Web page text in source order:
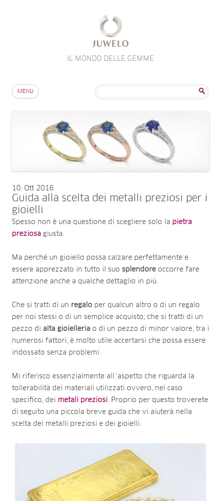
IL MONDO DELLE GEMME
MENU
10 Ott 2016
Guida alla scelta dei metalli preziosi per i
gioielli
Spesso non è una questione di scegliere solo la pietra
preziosa giusta.
Ma perché un gioiello possa calzare perfettamente e
essere apprezzato in tutto il suo splendore occorre fare
attenzione anche a qualche dettaglio in più.
Che si tratti di un regalo per qualcun altro o di un regalo
per noi stessi o di un semplice acquisto; che si tratti di un
pezzo di alta gioielleria o di un pezzo di minor valore, tra i
numerosi fattori, è molto utile accertarsi che possa essere
indossato senza problemi.
Mi riferisco essenzialmente all´aspetto che riguarda la
tollerabilità dei materiali utilizzati ovvero, nel caso
specifico, dei metali preziosi
Proprio per questo troverete
di seguito una piccola breve guida che vi aiuterà nella
scelta dei metalli preziosi e dei gioielli.